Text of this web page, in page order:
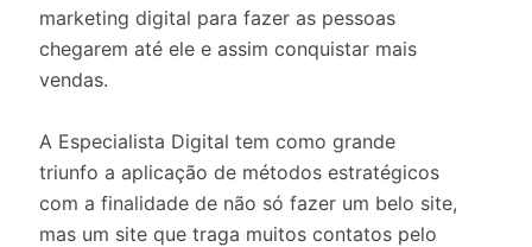
marketing digital para fazer as pessoas
chegarem até ele e assim conquistar mais
vendas.
A Especialista Digital tem como grande
triunfo a aplicação de métodos estratégicos
com a finalidade de não só fazer um belo site,
mas um site que traga muitos contatos pelo